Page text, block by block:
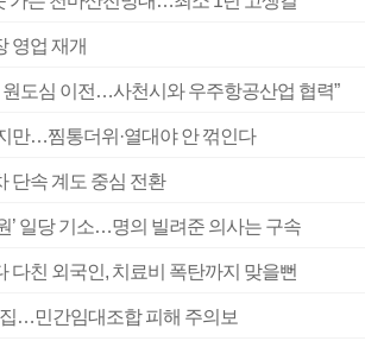
영업 재개
원도심 이전…사천시와 우주항공산업 협력”
만…찜통더위·열대야 안 꺾인다
단속 계도 중심 전환
’ 일당 기소…명의 빌려준 의사는 구속
다친 외국인, 치료비 폭탄까지 맞을뻔
…민간임대조합 피해 주의보